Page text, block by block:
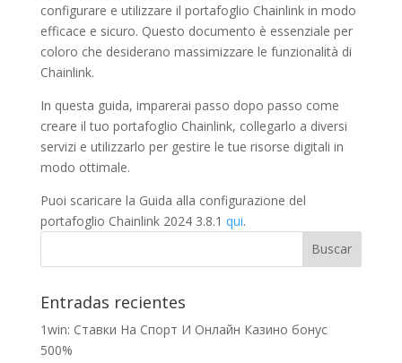
configurare e utilizzare il portafoglio Chainlink in modo
efficace e sicuro. Questo documento è essenziale per
coloro che desiderano massimizzare le funzionalità di
Chainlink.
In questa guida, imparerai passo dopo passo come
creare il tuo portafoglio Chainlink, collegarlo a diversi
servizi e utilizzarlo per gestire le tue risorse digitali in
modo ottimale.
Puoi scaricare la Guida alla configurazione del
portafoglio Chainlink 2024 3.8.1 qui.
Entradas recientes
1win: Ставки На Cпорт И Онлайн Казино бонус
500%